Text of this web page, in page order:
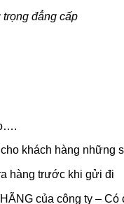
đẳng cấp
khách hàng những
hàng trước khi gửi đi
của công ty –